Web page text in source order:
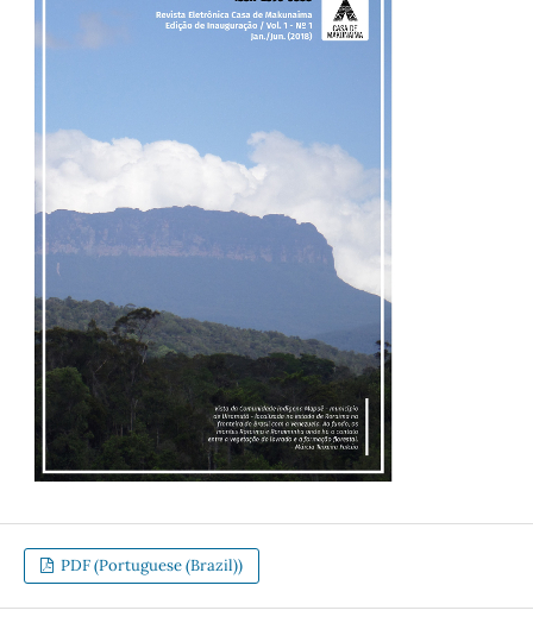
PDF (Portuguese (Brazil))